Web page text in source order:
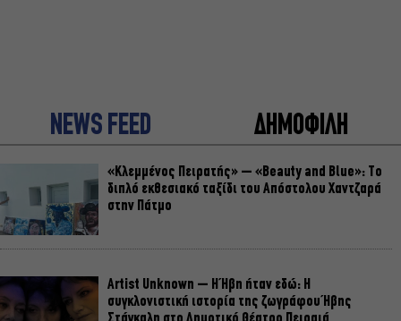
NEWS FEED ΔΗΜΟΦΙΛΗ
«Κλεμμένος Πειρατής» – «Beauty and Blue»: Το
διπλό εκθεσιακό ταξίδι του Απόστολου Χαντζαρά
στην Πάτμο
Artist Unknown – Η Ήβη ήταν εδώ: Η
συγκλονιστική ιστορία της ζωγράφου Ήβης